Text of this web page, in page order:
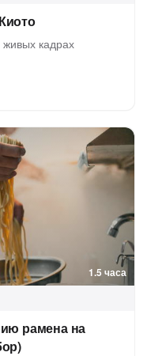
живых кадрах
1.5 часа
рамена на